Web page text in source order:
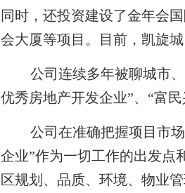
同时，还投资建设了金年会
会大厦等项目。目前，凯旋
公司连续多年被聊城市
优秀房地产开发企业”、“富
公司在准确把握项目市
企业”作为一切工作的出发点
区规划、品质、环境、物业